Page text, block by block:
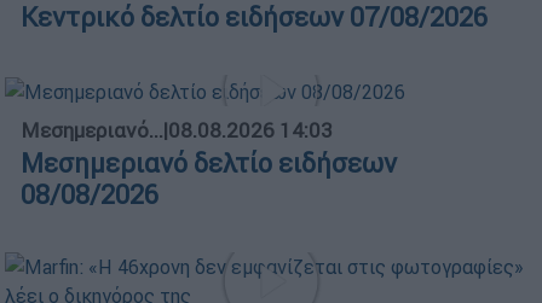
Κεντρικό δελτίο ειδήσεων 07/08/2026
Μεσημεριανό...|08.08.2026 14:03
Μεσημεριανό δελτίο ειδήσεων
08/08/2026